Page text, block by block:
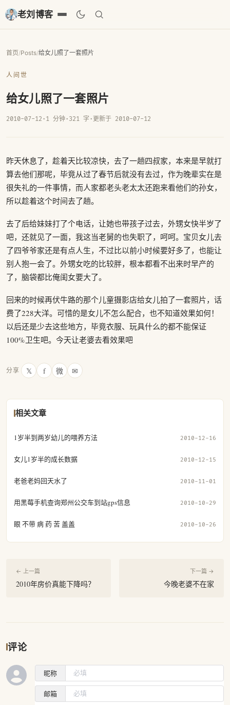
老刘博客
首页/Posts/给女儿照了一套照片
人间世
给女儿照了一套照片
2010-07-12 · 1 分钟· 321 字 · 更新于 2010-07-12
昨天休息了，趁着天比较凉快，去了一趟四叔家，本来是早就打
算去他们那呢，毕竟从过了春节后就没有去过，作为晚辈实在是
很失礼的一件事情，而人家都老头老太太还跑来看他们的孙女，
所以趁着这个时间去了趟。
去了后给妹妹打了个电话，让她也带孩子过去，外甥女快半岁了
吧，还就见了一面，我这当老舅的也失职了，呵呵。宝贝女儿去
了四爷爷家还是有点人生，不过比以前小时候要好多了，也能让
别人抱一会了。外甥女吃的比较胖，根本都看不出来时早产的
了，脑袋都比俺闺女要大了。
回来的时候再伏牛路的那个儿童摄影店给女儿拍了一套照片，话
费了228大洋。可惜的是女儿不怎么配合，也不知道效果如何！
以后还是少去这些地方，毕竟衣服、玩具什么的都不能保证
100%卫生吧。今天让老婆去看效果吧
分享 𝕏 f 微 ✉
相关文章
1岁半到两岁幼儿的喂养方法 2010-12-16
女儿1岁半的成长数据 2010-12-15
老爸老妈回天水了 2010-11-01
用黑莓手机查询郑州公交车到站gps信息 2010-10-29
眼 不带 病 药 苦 盖盖 2010-10-26
← 上一篇
2010年房价真能下降吗？
下一篇 →
今晚老婆不在家
评论
昵称
邮箱